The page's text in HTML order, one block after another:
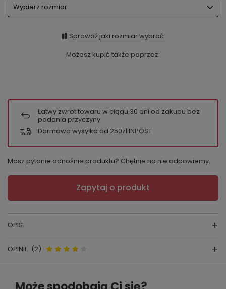
Wybierz rozmiar
Sprawdź jaki rozmiar wybrać.
Możesz kupić także poprzez:
Łatwy zwrot towaru w ciągu 30 dni od zakupu bez
podania przyczyny
Darmowa wysyłka od 250zł INPOST
Masz pytanie odnośnie produktu? Chętnie na nie odpowiemy.
Zapytaj o produkt
OPIS
BIUSTONOSZ DO KARMIENIA
OPINIE (2)
Opinie o MM22 Biustonosz do